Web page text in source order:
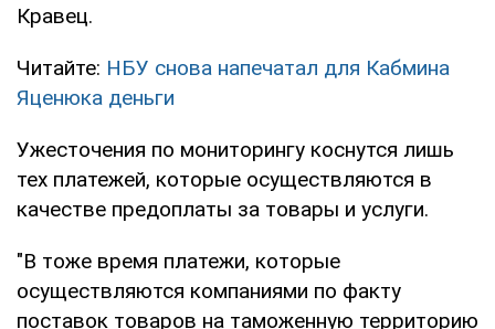
Кравец.
Читайте: НБУ снова напечатал для Кабмина
Яценюка деньги
Ужесточения по мониторингу коснутся лишь
тех платежей, которые осуществляются в
качестве предоплаты за товары и услуги.
"В тоже время платежи, которые
осуществляются компаниями по факту
поставок товаров на таможенную территорию